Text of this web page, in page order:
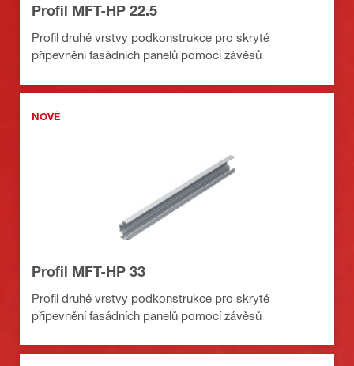
Profil MFT-HP 22.5
Profil druhé vrstvy podkonstrukce pro skryté
připevnění fasádních panelů pomocí závěsů
NOVÉ
Profil MFT-HP 33
Profil druhé vrstvy podkonstrukce pro skryté
připevnění fasádních panelů pomocí závěsů